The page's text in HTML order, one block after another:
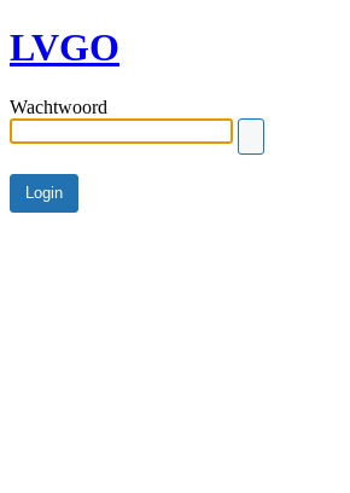
LVGO
Wachtwoord